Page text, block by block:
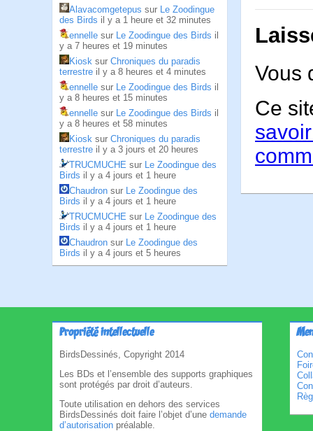
Alavacomgetepus sur Le Zoodingue
des Birds il y a 1 heure et 32 minutes
ennelle sur Le Zoodingue des Birds il
y a 7 heures et 19 minutes
Kiosk sur Chroniques du paradis
terrestre il y a 8 heures et 4 minutes
ennelle sur Le Zoodingue des Birds il
y a 8 heures et 15 minutes
ennelle sur Le Zoodingue des Birds il
y a 8 heures et 58 minutes
Kiosk sur Chroniques du paradis
terrestre il y a 3 jours et 20 heures
TRUCMUCHE sur Le Zoodingue des
Birds il y a 4 jours et 1 heure
Chaudron sur Le Zoodingue des
Birds il y a 4 jours et 1 heure
TRUCMUCHE sur Le Zoodingue des
Birds il y a 4 jours et 1 heure
Chaudron sur Le Zoodingue des
Birds il y a 4 jours et 5 heures
Vous
Ce
Propriété intellectuelle
BirdsDessinés, Copyright 2014
Les BDs et l’ensemble des supports graphiques
sont protégés par droit d’auteurs.
Toute utilisation en dehors des services
BirdsDessinés doit faire l’objet d’une demande
d’autorisation préalable.